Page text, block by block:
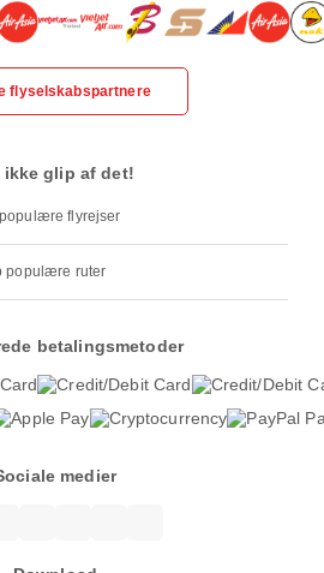
flyselskabspartnere
ikke glip af det!
flyrejser
populære ruter
betalingsmetoder
medier